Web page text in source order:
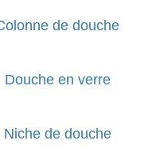
de douche
Douche en verre
Niche de douche